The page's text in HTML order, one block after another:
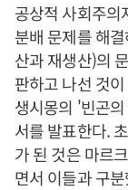
공상적 사회주의
분배 문제를 해
산과 재생산)의
판하고 나선 것
생시몽의 '빈곤
서를 발표한다.
가 된 것은 마르
면서 이들과 구